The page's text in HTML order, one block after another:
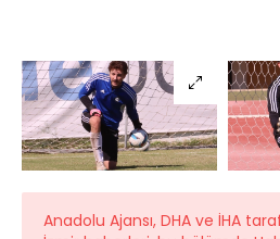
Anadolu Ajansı, DHA ve İHA